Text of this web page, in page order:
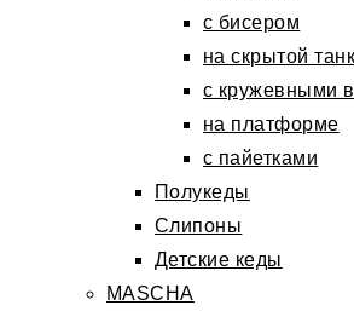
с бисером
на скрытой
с кружевными
на платформе
с пайетками
Полукеды
Слипоны
Детские кеды
MASCHA